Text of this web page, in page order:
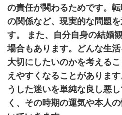
の責任が関わるためです。
の関係など、現実的な問題
す。 また、自分自身の結婚
場合もあります。どんな生
大切にしたいのかを考える
えやすくなることがありま
うした迷いを単純な良し悪
く、その時期の運気や本人